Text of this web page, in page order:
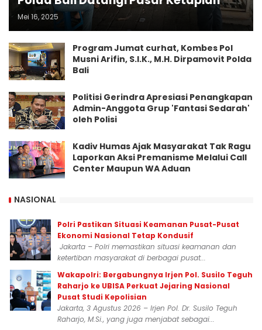
Mei 16, 2025
Program Jumat curhat, Kombes Pol
Musni Arifin, S.I.K., M.H. Dirpamovit Polda
Bali
Politisi Gerindra Apresiasi Penangkapan
Admin-Anggota Grup 'Fantasi Sedarah'
oleh Polisi
Kadiv Humas Ajak Masyarakat Tak Ragu
Laporkan Aksi Premanisme Melalui Call
Center Maupun WA Aduan
NASIONAL
Polri Pastikan Situasi Keamanan Pusat-Pusat
Ekonomi Nasional Tetap Kondusif
Jakarta – Polri memastikan situasi keamanan dan
ketertiban masyarakat di berbagai pusat...
Wakapolri: Bergabungnya Irjen Pol. Susilo Teguh
Raharjo ke UBISA Perkuat Jejaring Nasional
Pusat Studi Kepolisian
Jakarta, 3 Agustus 2026 – Irjen Pol. Dr. Susilo Teguh
Raharjo, M.Si., yang juga menjabat sebagai...